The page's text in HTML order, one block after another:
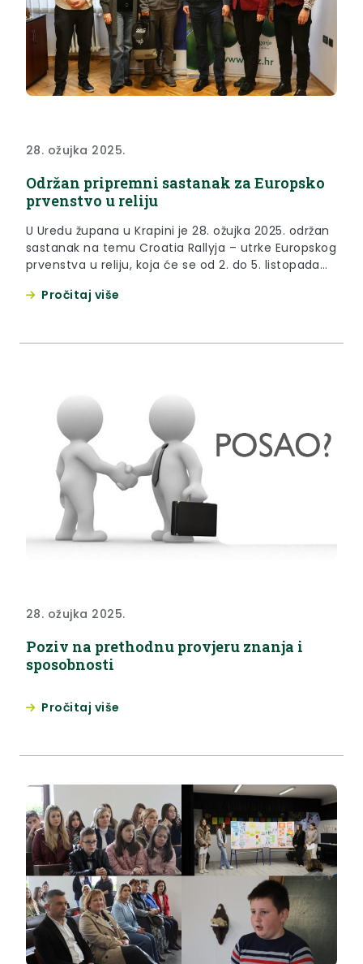
28. ožujka 2025.
Održan pripremni sastanak za Europsko
prvenstvo u reliju
U Uredu župana u Krapini je 28. ožujka 2025. održan
sastanak na temu Croatia Rallyja – utrke Europskog
prvenstva u reliju, koja će se od 2. do 5. listopada
je zadovoljstvo što će Croatia Rally i dalje voziti na
Pročitaj više
28. ožujka 2025.
Poziv na prethodnu provjeru znanja i
sposobnosti
Pročitaj više